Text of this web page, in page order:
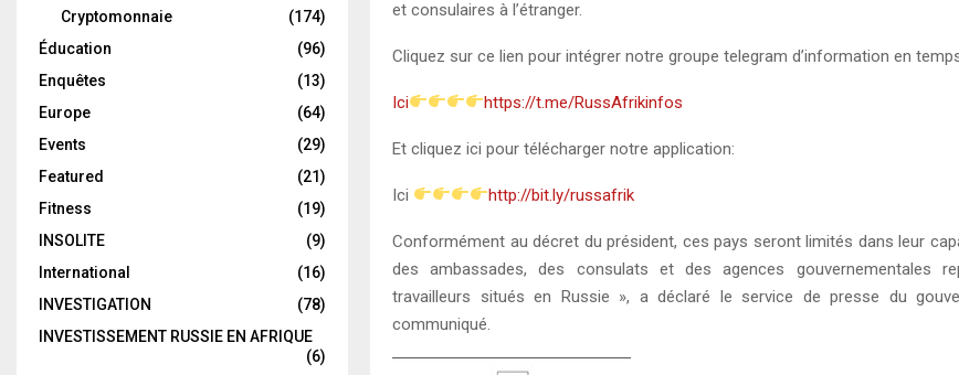
et consulaires à l’étranger.
Cliquez sur ce lien pour intégrer notre groupe telegram d’information en
Ici https://t.me/RussAfrikinfos
Et cliquez ici pour télécharger notre application:
Ici http://bit.ly/russafrik
Conformément au décret du président, ces pays seront limités dans leur
des ambassades, des consulats et des agences gouvernementales
travailleurs situés en Russie », a déclaré le service de presse du
communiqué.
Cryptomonnaie
(174)
Éducation
(96)
Enquêtes
(13)
Europe
(64)
Events
(29)
Featured
(21)
Fitness
(19)
INSOLITE
(9)
International
(16)
INVESTIGATION
(78)
INVESTISSEMENT RUSSIE EN AFRIQUE
(6)